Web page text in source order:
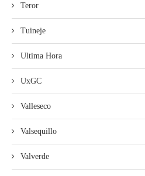
Teror
Tuineje
Ultima Hora
UxGC
Valleseco
Valsequillo
Valverde